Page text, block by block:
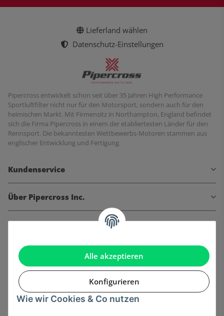
Alle akzeptieren
Konfigurieren
Wie wir Cookies & Co nutzen
Lieferland wählen
Datenschutz-Einstellungen
Pipercross entwickelt schon seit über 35 Jahren High Performance
Sportluftfilter nicht nur für den Motorsport, sondern auch für den
heimischen Markt. Mit Firmensitz in Northampton, England befindet
sich die Firma Pipercross in einem der etabliertesten Länder für den
Rennsport. Die bekanntesten Wettbewerbs-Motoren stammen aus
englischer Entwicklung und Fertigung.
Kundenservice
Über Pipercross Inc.
Informationen
Gesetzliche Informationen